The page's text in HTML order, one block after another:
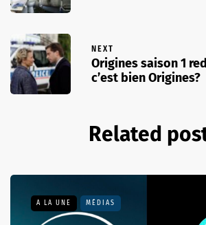
NEXT
Origines saison 1
c’est bien Origines?
Related
A LA UNE MÉDIAS